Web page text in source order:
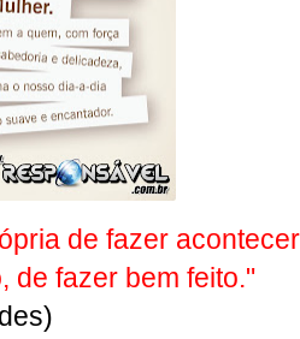
de fazer
de fazer bem feito."